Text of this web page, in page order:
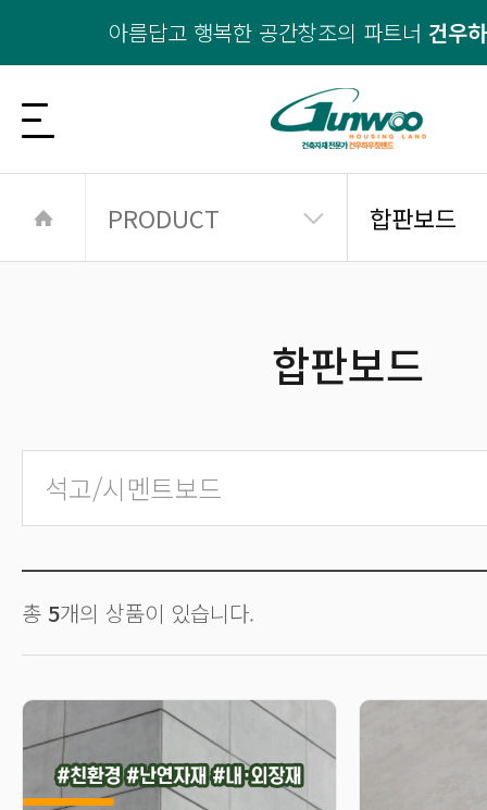
아름답고 행복한 공간창조의 파트너 건우
PRODUCT 합판보드
합판보드
석고/시멘트보드
총 5개의 상품이 있습니다.